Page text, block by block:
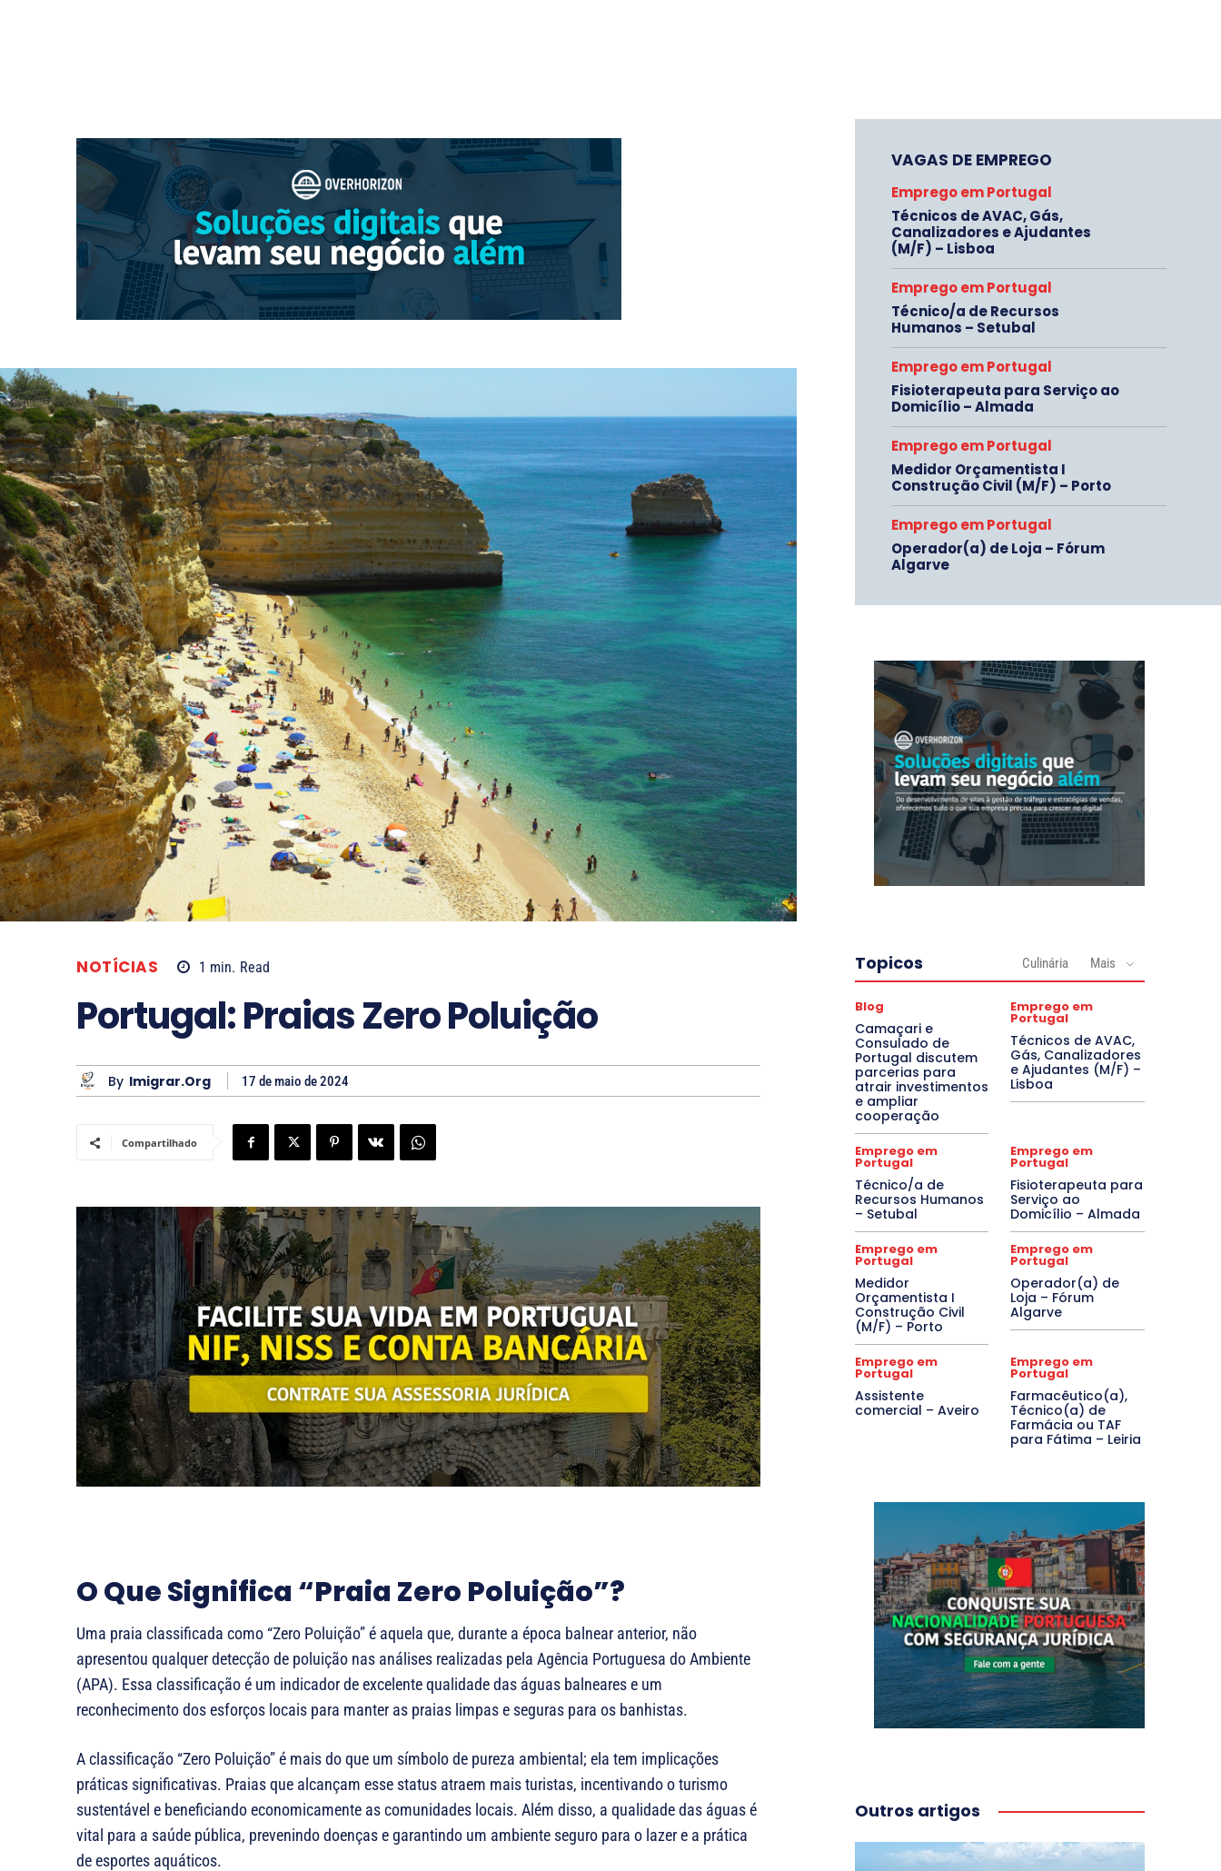
NOTÍCIAS 1 min. Read
Portugal: Praias Zero Poluição
By Imigrar.org 17 de maio de 2024
Compartilhado
O Que Significa “Praia Zero Poluição”?
Uma praia classificada como “Zero Poluição” é aquela que, durante a época balnear anterior, não
apresentou qualquer detecção de poluição nas análises realizadas pela Agência Portuguesa do Ambiente
(APA). Essa classificação é um indicador de excelente qualidade das águas balneares e um
reconhecimento dos esforços locais para manter as praias limpas e seguras para os banhistas.
A classificação “Zero Poluição” é mais do que um símbolo de pureza ambiental; ela tem implicações
práticas significativas. Praias que alcançam esse status atraem mais turistas, incentivando o turismo
sustentável e beneficiando economicamente as comunidades locais. Além disso, a qualidade das águas é
vital para a saúde pública, prevenindo doenças e garantindo um ambiente seguro para o lazer e a prática
de esportes aquáticos.
VAGAS DE EMPREGO
Emprego em Portugal
Técnicos de AVAC, Gás,
Canalizadores e Ajudantes
(M/F) – Lisboa
Emprego em Portugal
Técnico/a de Recursos
Humanos – Setubal
Emprego em Portugal
Fisioterapeuta para Serviço ao
Domicílio – Almada
Emprego em Portugal
Medidor Orçamentista I
Construção Civil (M/F) – Porto
Emprego em Portugal
Operador(a) de Loja – Fórum
Algarve
Topicos Culinária Mais
Blog
Camaçari e
Consulado de
Portugal discutem
parcerias para
atrair investimentos
e ampliar
cooperação
Emprego em
Portugal
Técnicos de AVAC,
Gás, Canalizadores
e Ajudantes (M/F) –
Lisboa
Emprego em
Portugal
Técnico/a de
Recursos Humanos
– Setubal
Emprego em
Portugal
Fisioterapeuta para
Serviço ao
Domicílio – Almada
Emprego em
Portugal
Medidor
Orçamentista I
Construção Civil
(M/F) – Porto
Emprego em
Portugal
Operador(a) de
Loja – Fórum
Algarve
Emprego em
Portugal
Assistente
comercial – Aveiro
Emprego em
Portugal
Farmacêutico(a),
Técnico(a) de
Farmácia ou TAF
para Fátima – Leiria
Outros artigos